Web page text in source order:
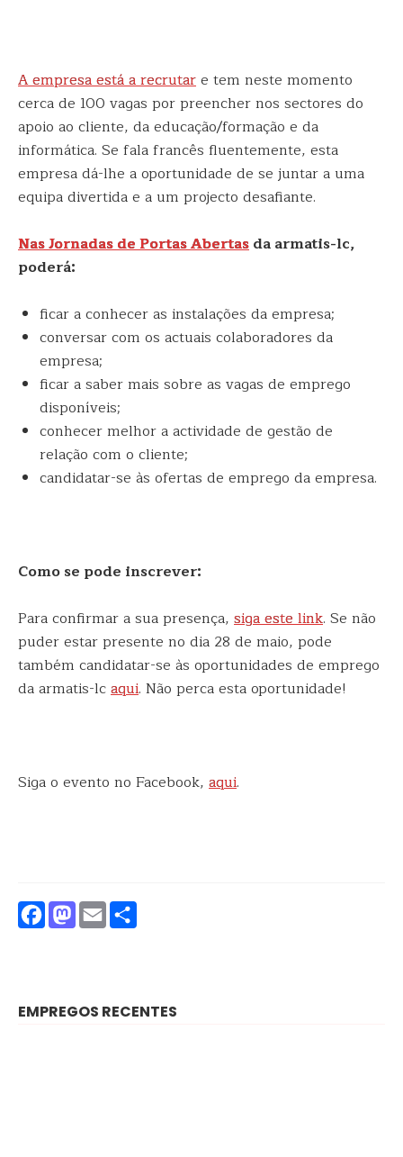
A empresa está a recrutare tem neste momento
cerca de 100 vagas por preencher nos sectores do
apoio ao cliente, da educação/formação e da
informática. Se fala francês fluentemente, esta
empresa dá-lhe a oportunidade de se juntar a uma
equipa divertida e a um projecto desafiante.
Nas Jornadas de Portas Abertasda armatis-lc,
poderá:
ficar a conhecer as instalações da empresa;
conversar com os actuais colaboradores da
empresa;
ficar a saber mais sobre as vagas de emprego
disponíveis;
conhecer melhor a actividade de gestão de
relação com o cliente;
candidatar-se às ofertas de emprego da empresa.
Como se pode inscrever:
Para confirmar a sua presença, siga este link. Se não
puder estar presente no dia 28 de maio, pode
também candidatar-se às oportunidades de emprego
da armatis-lcaqui. Não perca esta oportunidade!
Siga o evento no Facebook, aqui.
Facebook
Mastodon
Email
EMPREGOS RECENTES